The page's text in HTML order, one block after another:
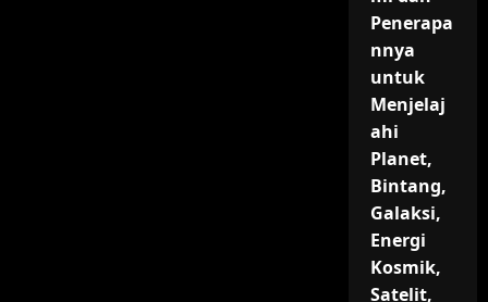
Penerapa
nnya
untuk
Menjelaj
ahi
Planet,
Bintang,
Galaksi,
Energi
Kosmik,
Satelit,